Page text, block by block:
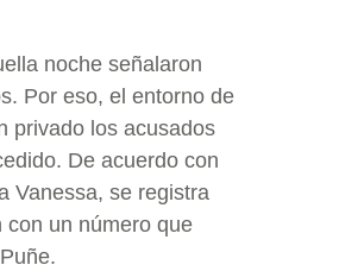
noche señalaron
Por eso, el entorno de
privado los acusados
De acuerdo con
Vanessa, se registra
con un número que